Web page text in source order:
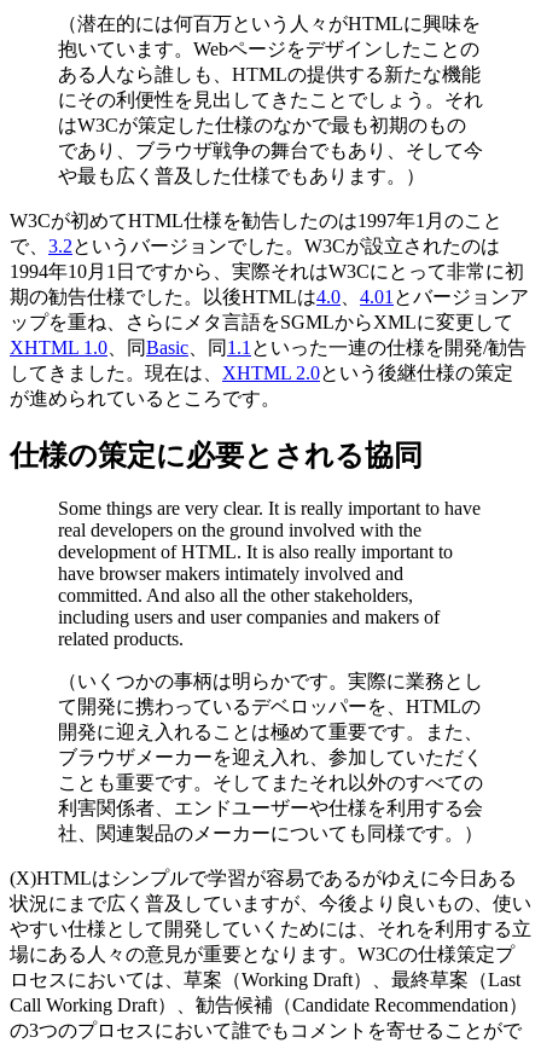
（潜在的には何百万という人々がHTMLに興味を
抱いています。Webページをデザインしたことの
ある人なら誰しも、HTMLの提供する新たな機能
にその利便性を見出してきたことでしょう。それ
はW3Cが策定した仕様のなかで最も初期のもの
であり、ブラウザ戦争の舞台でもあり、そして今
や最も広く普及した仕様でもあります。）
W3Cが初めてHTML仕様を勧告したのは1997年1月のこと
で、 3.2というバージョンでした。W3Cが設立されたのは
1994年10月1日ですから、実際それはW3Cにとって非常に初
期の勧告仕様でした。以後HTMLは4.0 4.01 とバージョンア
ップを重ね、さらにメタ言語をSGMLからXMLに変更して
XHTML 1.0 、同Basic 、同 1.1 といった一連の仕様を開発/勧告
してきました。現在は、 XHTML 2.0という後継仕様の策定
が進められているところです。
仕様の策定に必要とされる協同
Some things are very clear. It is really important to have
real developers on the ground involved with the
development of HTML. It is also really important to
have browser makers intimately involved and
committed. And also all the other stakeholders,
including users and user companies and makers of
related products.
（いくつかの事柄は明らかです。実際に業務とし
て開発に携わっているデベロッパーを、HTMLの
開発に迎え入れることは極めて重要です。また、
ブラウザメーカーを迎え入れ、参加していただく
ことも重要です。そしてまたそれ以外のすべての
利害関係者、エンドユーザーや仕様を利用する会
社、関連製品のメーカーについても同様です。）
(X)HTMLはシンプルで学習が容易であるがゆえに今日ある
状況にまで広く普及していますが、今後より良いもの、使い
やすい仕様として開発していくためには、それを利用する立
場にある人々の意見が重要となります。W3Cの仕様策定プ
ロセスにおいては、草案（Working Draft）、最終草案（Last
Call Working Draft）、勧告候補（Candidate Recommendation）
の3つのプロセスにおいて誰でもコメントを寄せることがで